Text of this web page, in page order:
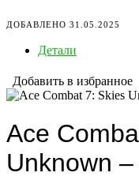
ДОБАВЛЕНО 31.05.2025
Детали
Добавить в избранное
Ace
Unknown